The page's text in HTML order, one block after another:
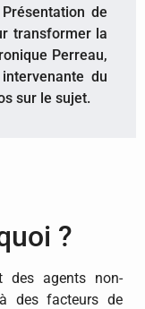
de
transformer la
Perreau,
du
sur le sujet.
?
des agents non-
des facteurs de